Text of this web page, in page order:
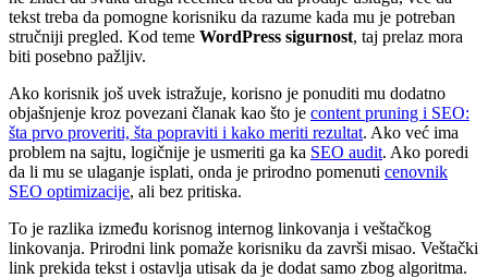
tekst treba da pomogne korisniku da razume kada mu je potreban
stručniji pregled. Kod teme WordPress sigurnost, taj prelaz mora
biti posebno pažljiv.
Ako korisnik još uvek istražuje, korisno je ponuditi mu dodatno
objašnjenje kroz povezani članak kao što je content pruning i SEO:
šta prvo proveriti, šta popraviti i kako meriti rezultat. Ako već ima
problem na sajtu, logičnije je usmeriti ga ka SEO audit. Ako poredi
da li mu se ulaganje isplati, onda je prirodno pomenuti cenovnik
SEO optimizacije, ali bez pritiska.
To je razlika između korisnog internog linkovanja i veštačkog
linkovanja. Prirodni link pomaže korisniku da završi misao. Veštački
link prekida tekst i ostavlja utisak da je dodat samo zbog algoritma.